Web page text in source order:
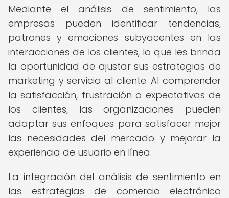
Mediante el análisis de sentimiento, las
empresas pueden identificar tendencias,
patrones y emociones subyacentes en las
interacciones de los clientes, lo que les brinda
la oportunidad de ajustar sus estrategias de
marketing y servicio al cliente. Al comprender
la satisfacción, frustración o expectativas de
los clientes, las organizaciones pueden
adaptar sus enfoques para satisfacer mejor
las necesidades del mercado y mejorar la
experiencia de usuario en línea.
La integración del análisis de sentimiento en
las estrategias de comercio electrónico